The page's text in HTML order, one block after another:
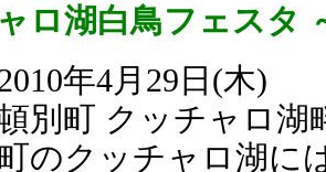
ロ湖白鳥フェスタ
年4月29日(木)
町 クッチャロ湖
のクッチャロ湖に